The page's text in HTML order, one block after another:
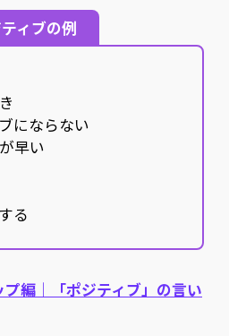
ィブの例
にならない
早い
る
編｜「ポジティブ」の言い